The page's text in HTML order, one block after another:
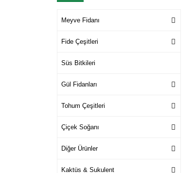
Meyve Fidanı
Fide Çeşitleri
Süs Bitkileri
Gül Fidanları
Tohum Çeşitleri
Çiçek Soğanı
Diğer Ürünler
Kaktüs & Sukulent